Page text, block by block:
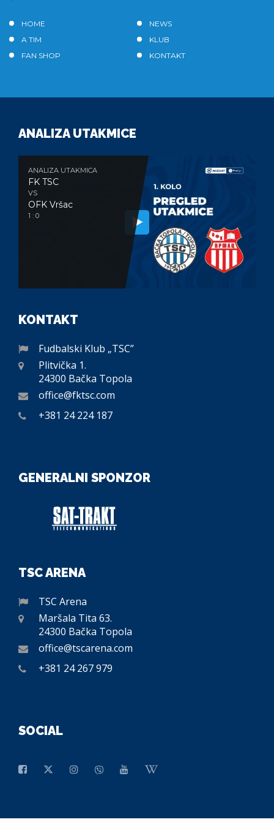
HOME
NEWS
A TIM
KLUB
FAN SHOP
KONTAKT
ANALIZA UTAKMICE
ANALIZA UTAKMICA
FK TSC
VS
OFK Vršac
1 : 0
KONTAKT
Fudbalski Klub „TSC”
Plitvička 1.
24300 Bačka Topola
office@fktsc.com
+381 24 224 187
GENERALNI SPONZOR
TSC ARENA
TSC Arena
Maršala Tita 63.
24300 Bačka Topola
office@tscarena.com
+381 24 267 979
SOCIAL